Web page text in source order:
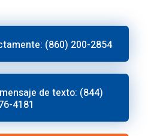
(860) 200-2854
de texto: (844)
4181